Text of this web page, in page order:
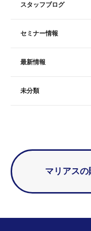
スタッフブログ
セミナー情報
最新情報
未分類
マリアス